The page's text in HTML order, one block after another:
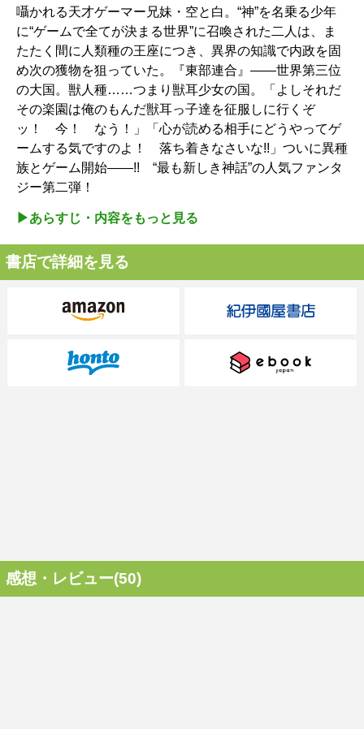
囁かれる天才ゲーマー兄妹・空と白。“神”を名乗る少年
に“ゲームで全てが決まる世界”に召喚された二人は、ま
たたく間に人類種の王座につき、異界の知識で内政を固
め次の獲物を狙っていた。『東部連合』――世界第三位
の大国。獣人種……つまり獣耳少女の国。「よしそれだ
その楽園は俺のもんだ獣耳っ子達を征服しに行くぞ
ッ！ 今！ なう！」「心が読める相手にどうやってゲ
ームする気ですのよ！ 落ち着きなさいな!!」ついに異種
族とゲーム開始――!! “最も新しき神話”の人気ファンタ
ジー第二弾！
▶︎あらすじ・内容をもっと見る
書店で詳細を見る
感想・レビュー(50)